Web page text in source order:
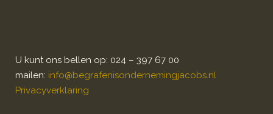
U kunt ons bellen op: 024 – 397 67 00
mailen: info@begrafenisondernemingjacobs.nl
Privacyverklaring